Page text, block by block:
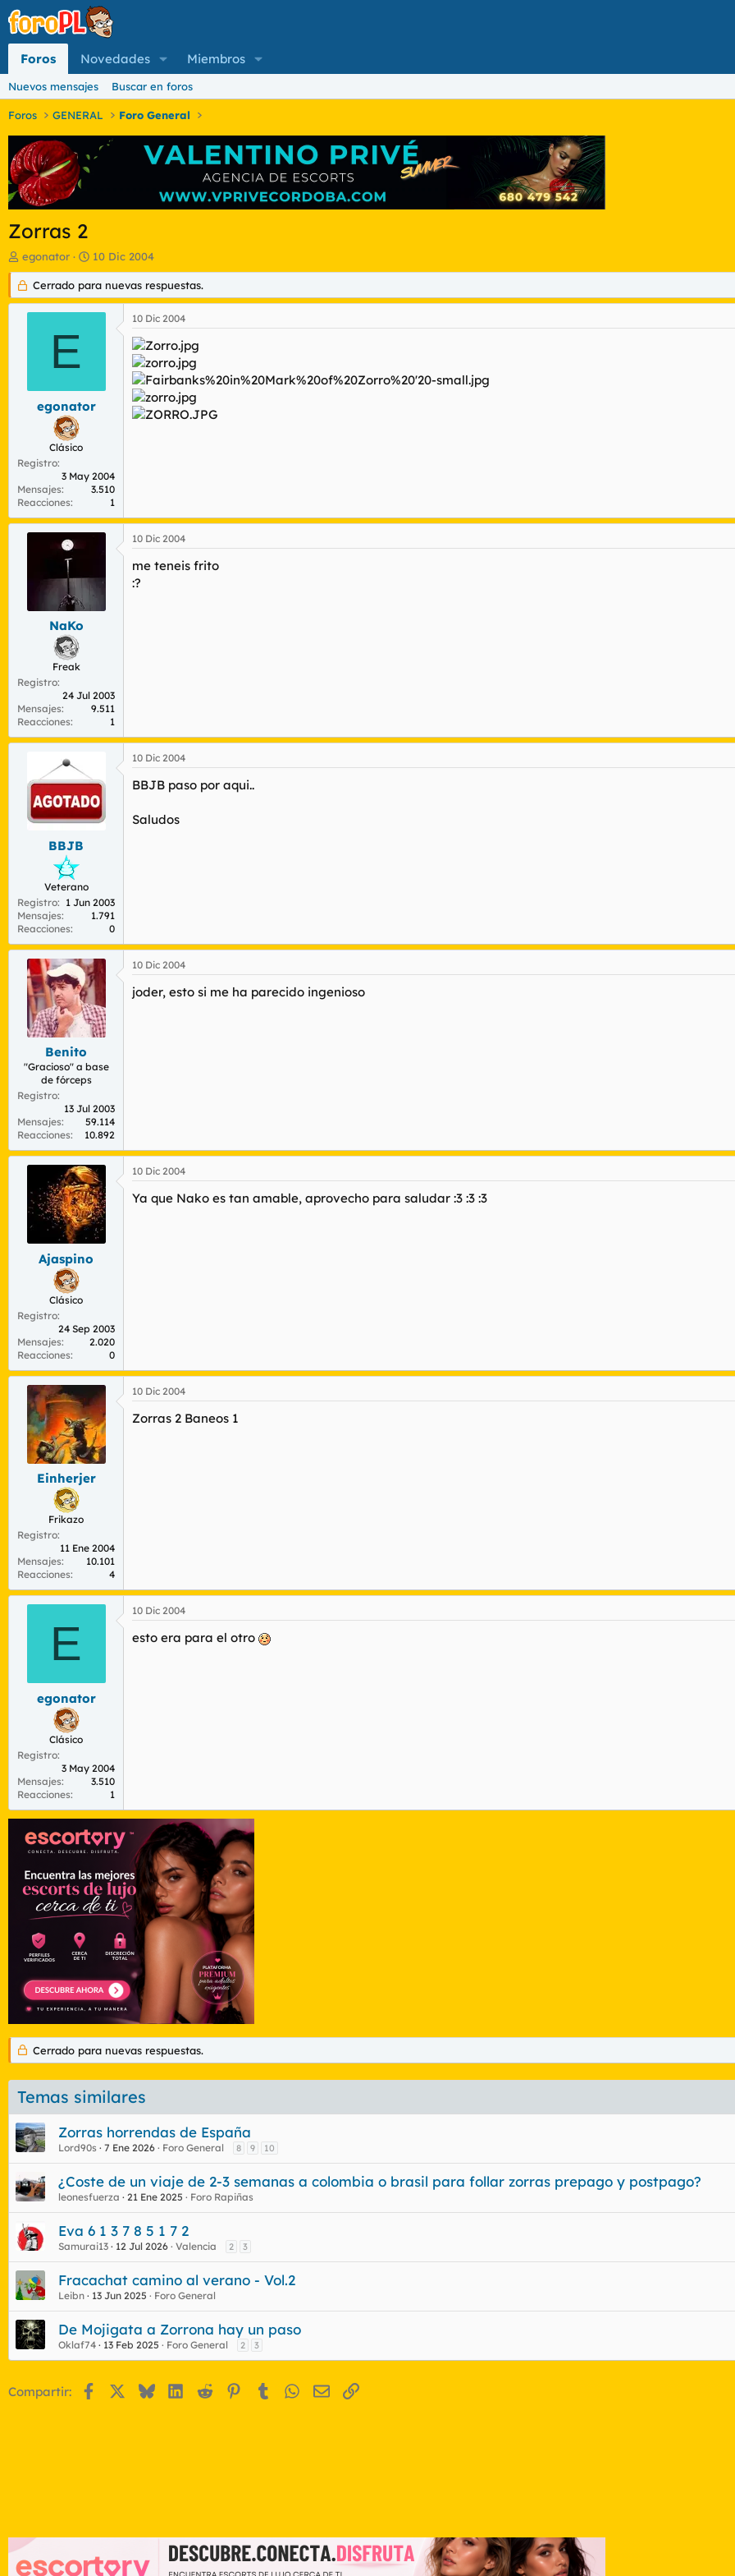
Foros Novedades Miembros
Nuevos mensajes Buscar en foros
Foros GENERAL Foro General
Zorras 2
I
n
i
c
d
m
egonator
F
e
c
h
a
i
c
10 Dic 2004
Cerrado para nuevas respuestas.
E
egonator
Clásico
Registro
3 May 2004
Mensajes
3.510
Reacciones
1
10 Dic 2004
NaKo
Freak
Registro
24 Jul 2003
Mensajes
9.511
Reacciones
1
10 Dic 2004
me teneis frito
:?
BBJB
Veterano
Registro
1 Jun 2003
Mensajes
1.791
Reacciones
0
10 Dic 2004
BBJB paso por aqui..
Saludos
Benito
"Gracioso" a base
de fórceps
Registro
13 Jul 2003
Mensajes
59.114
Reacciones
10.892
10 Dic 2004
joder, esto si me ha parecido ingenioso
Ajaspino
Clásico
Registro
24 Sep 2003
Mensajes
2.020
Reacciones
0
10 Dic 2004
Ya que Nako es tan amable, aprovecho para saludar :3 :3 :3
Einherjer
Frikazo
Registro
11 Ene 2004
Mensajes
10.101
Reacciones
4
10 Dic 2004
Zorras 2 Baneos 1
E
egonator
Clásico
Registro
3 May 2004
Mensajes
3.510
Reacciones
1
10 Dic 2004
esto era para el otro
Cerrado para nuevas respuestas.
Temas similares
Zorras horrendas de España
Lord90s 7 Ene 2026 Foro General 8 9 10
¿Coste de un viaje de 2-3 semanas a colombia o brasil para follar zorras prepago y postpago?
leonesfuerza 21 Ene 2025 Foro Rapiñas
Eva 6 1 3 7 8 5 1 7 2
Samurai13 12 Jul 2026 Valencia 2 3
Fracachat camino al verano - Vol.2
Leibn 13 Jun 2025 Foro General
De Mojigata a Zorrona hay un paso
Oklaf74 13 Feb 2025 Foro General 2 3
Compartir: FacebookBlueskyLinkedIn
Reddit Pinterest
Tumblr WhatsApp
EmailEnlace